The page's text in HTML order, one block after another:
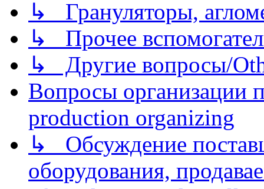
↳ Грануляторы,
↳ Прочее
↳ Другие вопросы/
Вопросы организации
production organizing
↳ Обсуждение
оборудования,